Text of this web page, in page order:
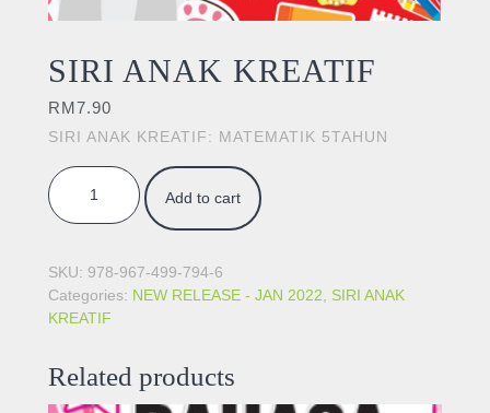
SIRI ANAK KREATIF
RM7.90
SIRI ANAK KREATIF: MATEMATIK 5TAHUN
SIRI ANAK KREATIF quantity
Add to cart
SKU: 978-967-499-794-6
Categories: NEW RELEASE - JAN 2022
SIRI ANAK
KREATIF
Related products